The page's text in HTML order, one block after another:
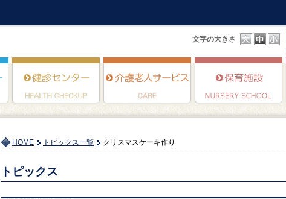
文字の大きさ
HOME トピックス一覧 クリスマスケーキ作り
トピックス